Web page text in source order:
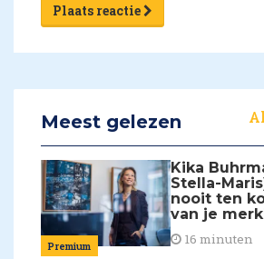
Plaats reactie
Meest gelezen
Premium
Kika
Stella-
nooit ten
van je
16 minuten